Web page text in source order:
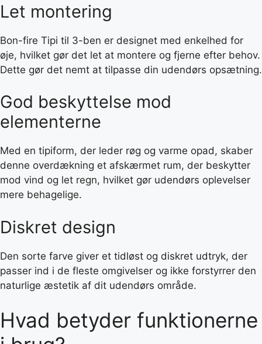
Let montering
Bon-fire Tipi til 3-ben er designet med enkelhed for
øje, hvilket gør det let at montere og fjerne efter behov.
Dette gør det nemt at tilpasse din udendørs opsætning.
God beskyttelse mod
elementerne
Med en tipiform, der leder røg og varme opad, skaber
denne overdækning et afskærmet rum, der beskytter
mod vind og let regn, hvilket gør udendørs oplevelser
mere behagelige.
Diskret design
Den sorte farve giver et tidløst og diskret udtryk, der
passer ind i de fleste omgivelser og ikke forstyrrer den
naturlige æstetik af dit udendørs område.
Hvad betyder funktionerne